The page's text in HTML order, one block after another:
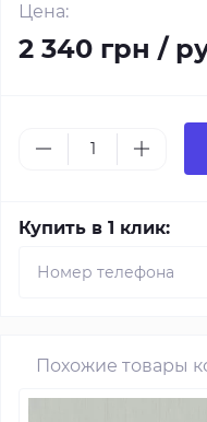
Цена:
2 340 грн /
Купить в 1 клик:
Похожие товары